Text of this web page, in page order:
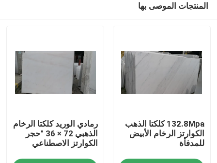
المنتجات الموصى بها
132.8Mpa كلكتا الذهب
الكوارتز الرخام الأبيض
للمدفأة
رمادي الوريد كلكتا الرخام
الذهبي 72 × 36 "حجر
الكوارتز الاصطناعي